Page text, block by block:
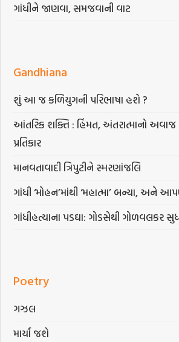
ગાંધીને જાણવા, સમજવાની વાટ
Gandhiana
શું આ જ કળિયુગની પરિભાષા હશે ?
આંતરિક શક્તિ : હિંમત, અંતરાત્માનો
પ્રતિકાર
માનવતાવાદી ત્રિપુટીને સ્મરણાંજલિ
ગાંધી ‘મોહન’માંથી ‘મહાત્મા’ બન્યા, અને
ગાંધીહત્યાના પડઘા: ગોડસેથી ગોળવલકર
Poetry
ગઝલ
માર્યા જશે